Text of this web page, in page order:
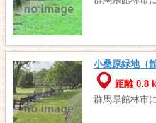
小桑原緑地（
距離 0.8
群馬県館林市